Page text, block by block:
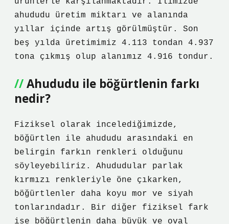
ahududu üretim miktarı ve alanında
yıllar içinde artış görülmüştür. Son
beş yılda üretimimiz 4.113 tondan 4.937
tona çıkmış olup alanımız 4.916 tondur.
Ahududu ile böğürtlenin farkı
nedir?
Fiziksel olarak incelediğimizde,
böğürtlen ile ahududu arasındaki en
belirgin farkın renkleri olduğunu
söyleyebiliriz. Ahududular parlak
kırmızı renkleriyle öne çıkarken,
böğürtlenler daha koyu mor ve siyah
tonlarındadır. Bir diğer fiziksel fark
ise böğürtlenin daha büyük ve oval